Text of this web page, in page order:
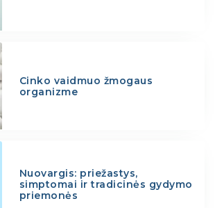
Cinko vaidmuo žmogaus
organizme
Nuovargis: priežastys,
simptomai ir tradicinės gydymo
priemonės